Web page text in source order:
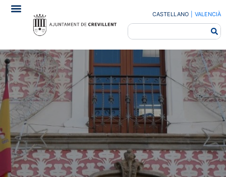
CASTELLANO VALENCIÀ